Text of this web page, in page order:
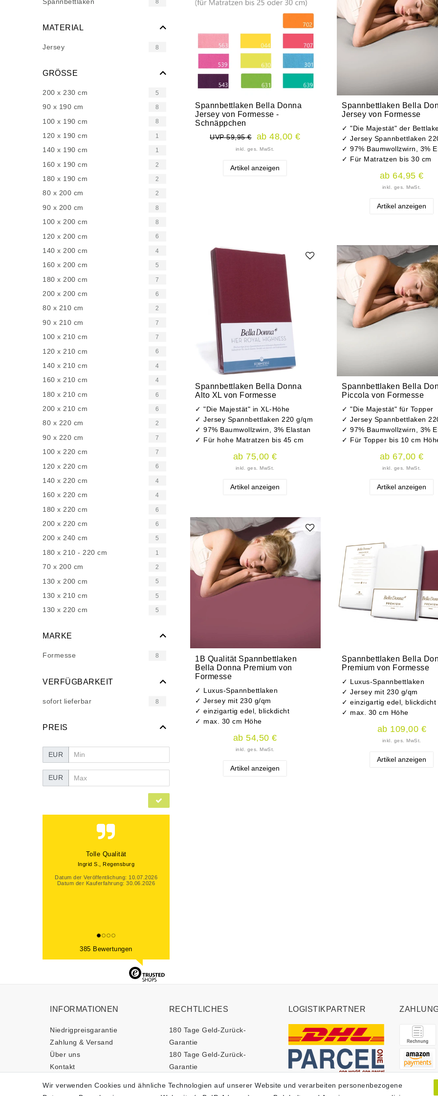
8
MATERIAL
Jersey 8
GRÖSSE
200 x 230 cm 5
90 x 190 cm 8
100 x 190 cm 8
120 x 190 cm 1
140 x 190 cm 1
160 x 190 cm 2
180 x 190 cm 2
80 x 200 cm 2
90 x 200 cm 8
100 x 200 cm 8
120 x 200 cm 6
140 x 200 cm 4
160 x 200 cm 5
180 x 200 cm 7
200 x 200 cm 6
80 x 210 cm 2
90 x 210 cm 7
100 x 210 cm 7
120 x 210 cm 6
140 x 210 cm 4
160 x 210 cm 4
180 x 210 cm 6
200 x 210 cm 6
80 x 220 cm 2
90 x 220 cm 7
100 x 220 cm 7
120 x 220 cm 6
140 x 220 cm 4
160 x 220 cm 4
180 x 220 cm 6
200 x 220 cm 6
200 x 240 cm 5
180 x 210 - 220 cm 1
70 x 200 cm 2
130 x 200 cm 5
130 x 210 cm 5
130 x 220 cm 5
MARKE
Formesse 8
VERFÜGBARKEIT
sofort lieferbar 8
PREIS
EUR
EUR
besser und schneller geht's nicht
Alfred J., Althütte
Datum der Veröffentlichung: 26.06.2026
Datum der Kauferfahrung: 23.06.2026
385 Bewertungen
Spannbettlaken Bella Donna
Jersey von Formesse -
Schnäppchen
UVP 59,95 € ab 48,00 €
inkl. ges. MwSt.
Artikel anzeigen
Spannbettlaken Bella
Jersey von Formesse
✓ "Die Majestät" der
✓ Jersey Spannbettlaken
✓ 97% Baumwollzwirn, 3%
✓ Für Matratzen bis 30 cm
ab 64,95 €
inkl. ges. MwSt.
Artikel anzeigen
Spannbettlaken Bella Donna
Alto XL von Formesse
✓ "Die Majestät" in XL-Höhe
✓ Jersey Spannbettlaken 220 g/qm
✓ 97% Baumwollzwirn, 3% Elastan
✓ Für hohe Matratzen bis 45 cm
ab 75,00 €
inkl. ges. MwSt.
Artikel anzeigen
Spannbettlaken Bella
Piccola von Formesse
✓ "Die Majestät" für Topper
✓ Jersey Spannbettlaken
✓ 97% Baumwollzwirn, 3%
✓ Für Topper bis 10 cm
ab 67,00 €
inkl. ges. MwSt.
Artikel anzeigen
1B Qualität Spannbettlaken
Bella Donna Premium von
Formesse
✓ Luxus-Spannbettlaken
✓ Jersey mit 230 g/qm
✓ einzigartig edel, blickdicht
✓ max. 30 cm Höhe
ab 54,50 €
inkl. ges. MwSt.
Artikel anzeigen
Spannbettlaken Bella
Premium von Formesse
✓ Luxus-Spannbettlaken
✓ Jersey mit 230 g/qm
✓ einzigartig edel, blickdicht
✓ max. 30 cm Höhe
ab 109,00 €
inkl. ges. MwSt.
Artikel anzeigen
INFORMATIONEN
Niedrigpreisgarantie
Zahlung & Versand
Über uns
Kontakt
RECHTLICHES
180 Tage Geld-Zurück-
Garantie
180 Tage Geld-Zurück-
Garantie
Daten­schutz­erklärung
LOGISTIKPARTNER
Wir verwenden Cookies und ähnliche Technologien auf unserer Website und verarbeiten personenbezogene